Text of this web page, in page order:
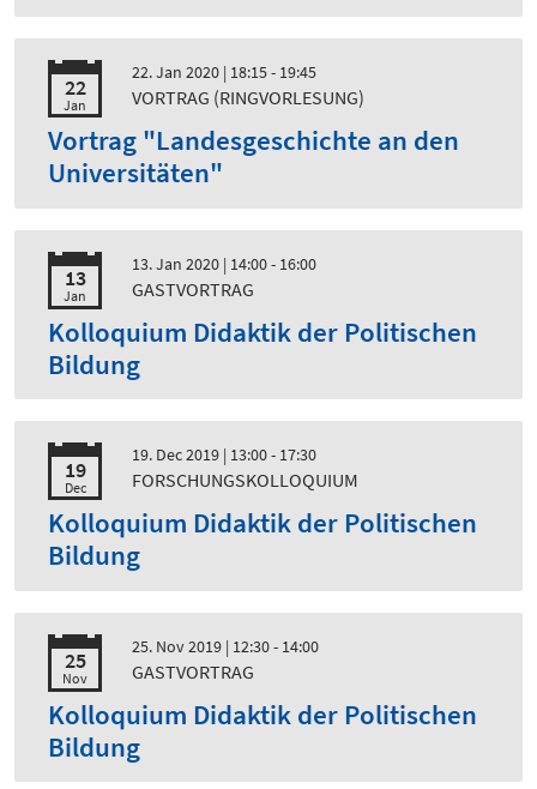
22
Jan
22. Jan 2020 | 18:15 - 19:45
VORTRAG (RINGVORLESUNG)
Vortrag "Landesgeschichte an den
Universitäten"
13
Jan
13. Jan 2020 | 14:00 - 16:00
GASTVORTRAG
Kolloquium Didaktik der Politischen
Bildung
19
Dec
19. Dec 2019 | 13:00 - 17:30
FORSCHUNGSKOLLOQUIUM
Kolloquium Didaktik der Politischen
Bildung
25
Nov
25. Nov 2019 | 12:30 - 14:00
GASTVORTRAG
Kolloquium Didaktik der Politischen
Bildung